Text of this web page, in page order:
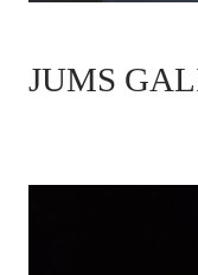
JUMS